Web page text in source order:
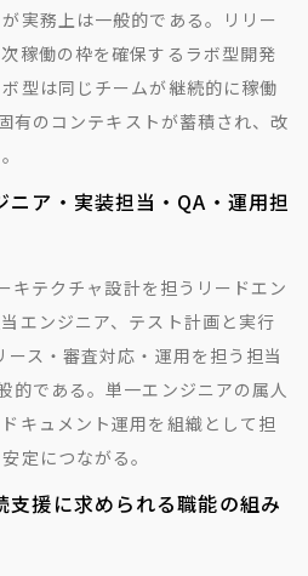
実務上は一般的である。リリー
稼働の枠を確保するラボ型開発
ボ型は同じチームが継続的に稼働
のコンテキストが蓄積され、改
ア・実装担当・QA・運用担
テクチャ設計を担うリードエン
エンジニア、テスト計画と実行
ス・審査対応・運用を担う担当
的である。単一エンジニアの属人
キュメント運用を組織として担
定につながる。
支援に求められる職能の組み